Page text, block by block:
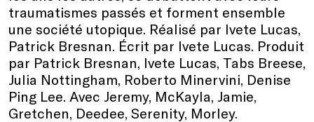
traumatismes passés et forment ensemble
une société utopique. Réalisé par Ivete Lucas,
Patrick Bresnan. Écrit par Ivete Lucas. Produit
par Patrick Bresnan, Ivete Lucas, Tabs Breese,
Julia Nottingham, Roberto Minervini, Denise
Ping Lee. Avec Jeremy, McKayla, Jamie,
Gretchen, Deedee, Serenity, Morley.